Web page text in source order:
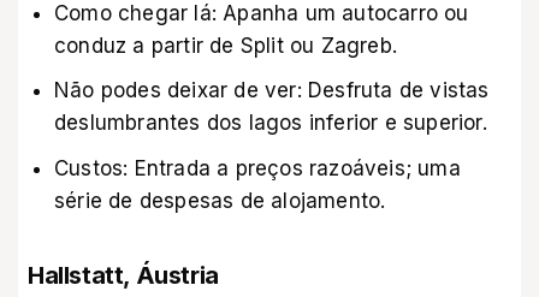
Como chegar lá: Apanha um autocarro ou
conduz a partir de Split ou Zagreb.
Não podes deixar de ver: Desfruta de vistas
deslumbrantes dos lagos inferior e superior.
Custos: Entrada a preços razoáveis; uma
série de despesas de alojamento.
Hallstatt, Áustria